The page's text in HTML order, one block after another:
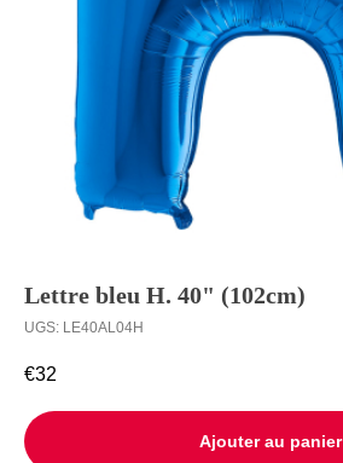
Ballons à
l’unité
Livraison
Contact
Lettre bleu H. 40" (102cm)
UGS: LE40AL04H
€32
Ajouter au panier